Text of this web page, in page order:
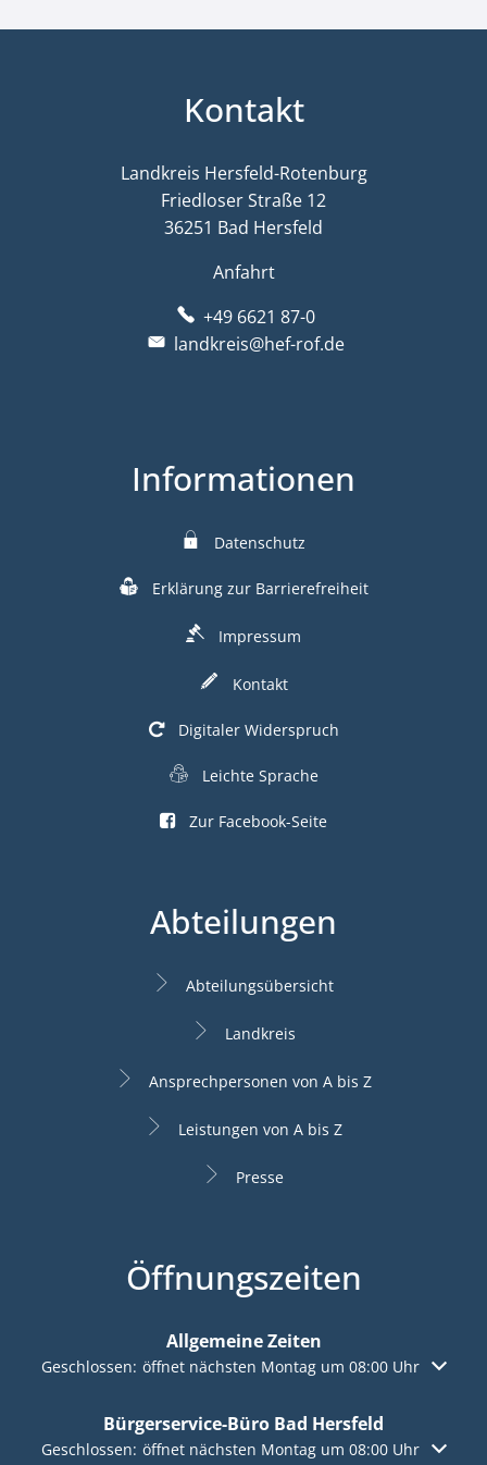
Kontakt
Landkreis Hersfeld-Rotenburg
Friedloser Straße 12
36251 Bad Hersfeld
Anfahrt
+49 6621 87-0
landkreis@hef-rof.de
Informationen
Datenschutz
Erklärung zur Barrierefreiheit
Impressum
Kontakt
Digitaler Widerspruch
Leichte Sprache
Zur Facebook-Seite
Abteilungen
Abteilungsübersicht
Landkreis
Ansprechpersonen von A bis Z
Leistungen von A bis Z
Presse
Öffnungszeiten
Allgemeine Zeiten
Klicken, um weitere Öffnungs- oder Schließzeiten
Geschlossen: öffnet nächsten Montag um 08:00 Uhr
Bürgerservice-Büro Bad Hersfeld
Klicken, um weitere Öffnungs- oder Schließzeiten
Geschlossen: öffnet nächsten Montag um 08:00 Uhr